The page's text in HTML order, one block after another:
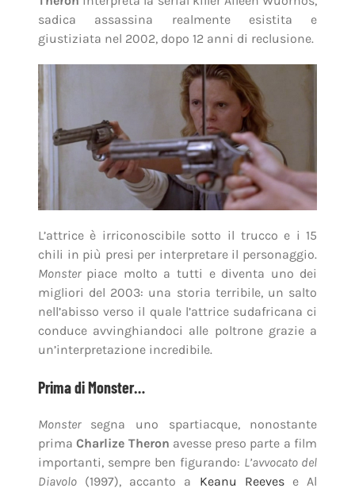
sadica assassina realmente esistita e
giustiziata nel 2002, dopo 12 anni di reclusione.
L’attrice è irriconoscibile sotto il trucco e i 15
chili in più presi per interpretare il personaggio.
Monsterpiace molto a tutti e diventa uno dei
migliori del 2003: una storia terribile, un salto
nell’abisso verso il quale l’attrice sudafricana ci
conduce avvinghiandoci alle poltrone grazie a
un’interpretazione incredibile.
Prima di Monster…
Monstersegna uno spartiacque, nonostante
primaCharlize Theron avesse preso parte a film
importanti, sempre ben figurando: L’avvocato del
Diavolo(1997), accanto a Keanu Reevese Al